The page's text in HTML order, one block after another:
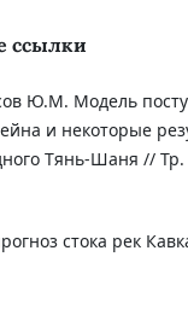
ссылки
Ю.М. Модель
и некоторые
Тянь-Шаня //
стока рек